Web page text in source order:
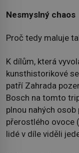
Nesmyslný chaos
Proč tedy maluje
K dílům, která
kunsthistorikové
patří Zahrada
Bosch na tomto
plnou nahých
přerostlého ovoce
lidé v díle viděli